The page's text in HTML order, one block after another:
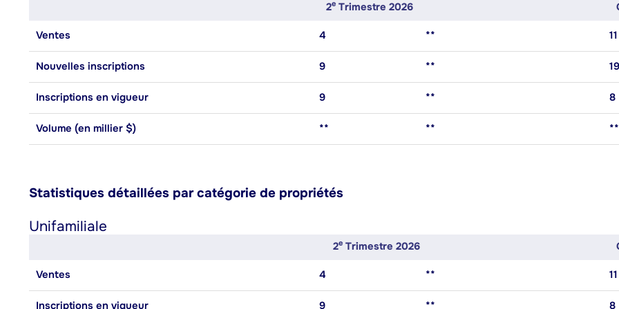
2E Trimestre 2026
Ventes 4 ** 11
Nouvelles inscriptions 9 ** 19
Inscriptions en vigueur 9 ** 8
Volume (en millier $) ** ** **
Statistiques détaillées par catégorie de propriétés
Unifamiliale
2E Trimestre 2026
Ventes 4 ** 11
Inscriptions en vigueur 9 ** 8